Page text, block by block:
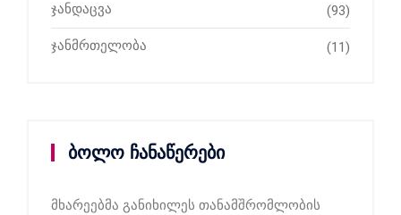
ჯანდაცვა (93)
ჯანმრთელობა (11)
ბოლო ჩანაწერები
მხარეებმა განიხილეს თანამშრომლობის